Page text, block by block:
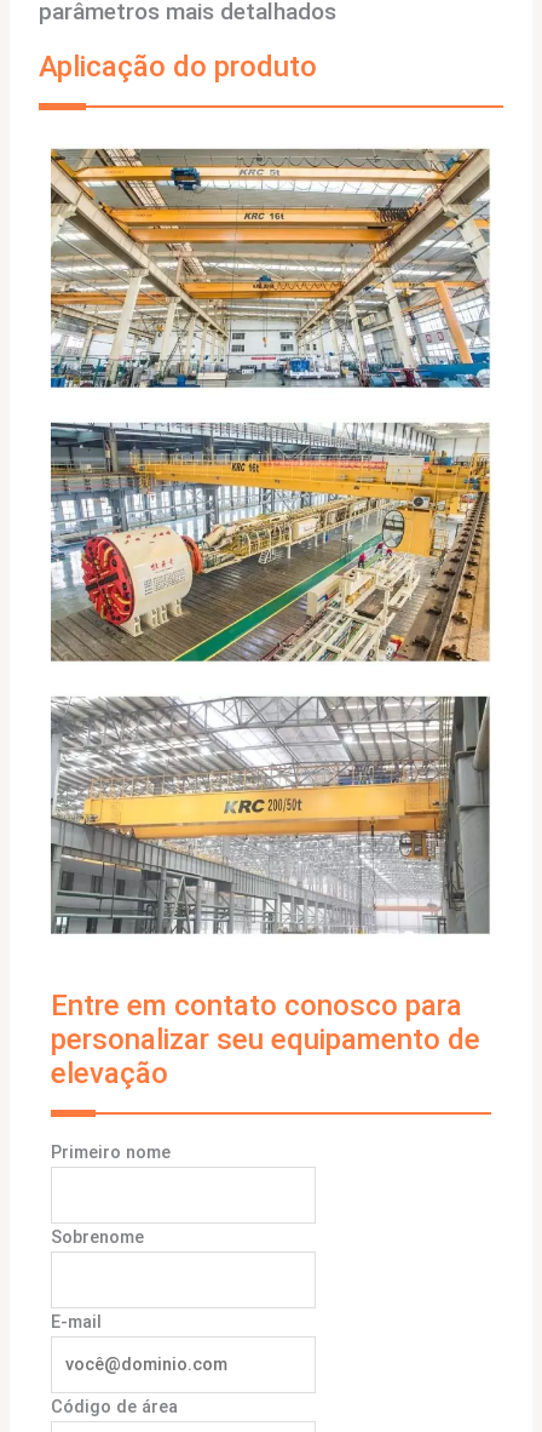
parâmetros mais detalhados
Aplicação do produto
Entre em contato conosco para
personalizar seu equipamento de
elevação
Primeiro nome
Sobrenome
E-mail
Código de área